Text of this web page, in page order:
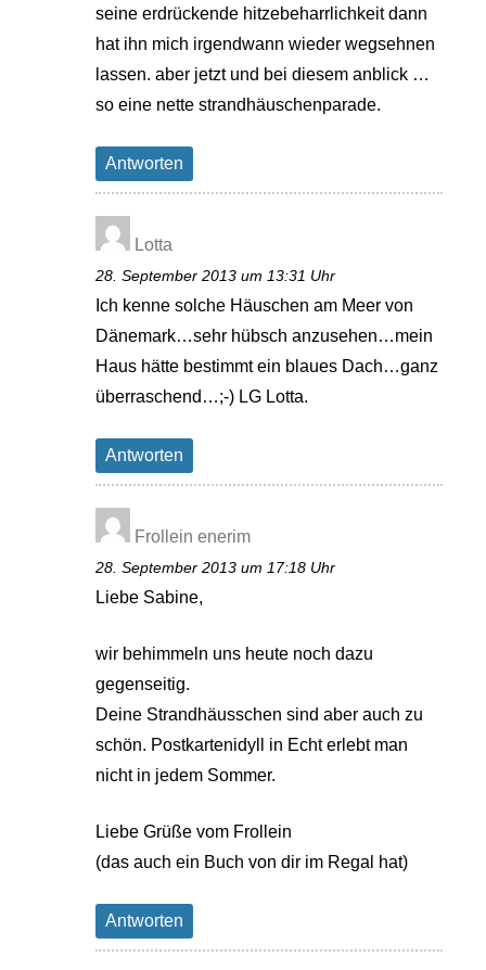
seine erdrückende hitzebeharrlichkeit dann
hat ihn mich irgendwann wieder wegsehnen
lassen. aber jetzt und bei diesem anblick …
so eine nette strandhäuschenparade.
Antworten
Lotta
28. September 2013 um 13:31 Uhr
Ich kenne solche Häuschen am Meer von
Dänemark…sehr hübsch anzusehen…mein
Haus hätte bestimmt ein blaues Dach…ganz
überraschend…;-) LG Lotta.
Antworten
Frollein enerim
28. September 2013 um 17:18 Uhr
Liebe Sabine,
wir behimmeln uns heute noch dazu
gegenseitig.
Deine Strandhäusschen sind aber auch zu
schön. Postkartenidyll in Echt erlebt man
nicht in jedem Sommer.
Liebe Grüße vom Frollein
(das auch ein Buch von dir im Regal hat)
Antworten